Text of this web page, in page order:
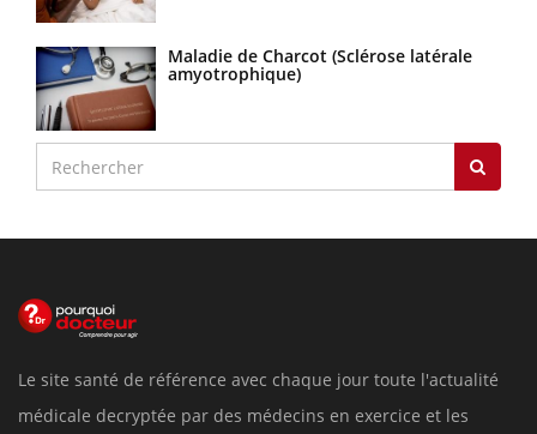
Maladie de Charcot (Sclérose latérale
amyotrophique)
Le site santé de référence avec chaque jour toute l'actualité
médicale decryptée par des médecins en exercice et les